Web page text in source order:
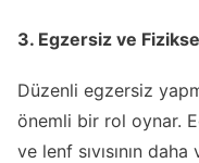
3. Egzersiz ve
Düzenli egzersiz
önemli bir rol oynar.
ve lenf sıvısının